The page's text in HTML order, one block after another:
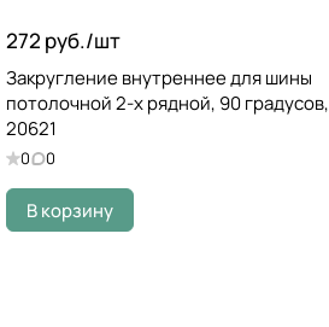
272 руб./шт
Закругление внутреннее для шины
потолочной 2-х рядной, 90 градусов,
20621
0 0
В корзину